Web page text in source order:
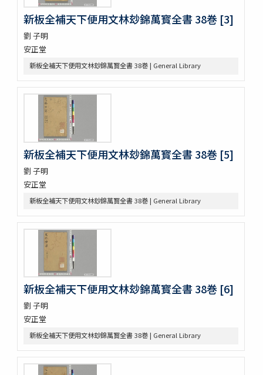
日蓮聖人註画畫讃 5巻
をりをりくさ 4巻
増補洞房語園 2巻
高尾考
源語秘訣
勢語圖説抄 5巻
落窪物語 4巻
連哥證哥
法隆寺伽藍縁起并流記資財事
倭屋一家言 3巻
鷹桐之卷抜書
伊勢千句註
元禄版東海道驛路記
つれつれ草拾遺
卜養狂哥集 2巻
播州舊記
四季物語
すみよし物語
本朝續文粹 13巻
紀伊國牟婁郡色川村色川氏藏文書
樋口殿之記 3巻
大鏡 (存2巻)
壬戌羇旅漫録 2巻
明徳記 3巻
薩摩國風土記
金仙寺殿記録残闕
新板全補天下便用文林玅錦萬寳全書 38巻 [3]
劉 子明
安正堂
新板全補天下便用文林玅錦萬寳全書 38巻 | General Library
新板全補天下便用文林玅錦萬寳全書 38巻 [5]
劉 子明
安正堂
新板全補天下便用文林玅錦萬寳全書 38巻 | General Library
新板全補天下便用文林玅錦萬寳全書 38巻 [6]
劉 子明
安正堂
新板全補天下便用文林玅錦萬寳全書 38巻 | General Library